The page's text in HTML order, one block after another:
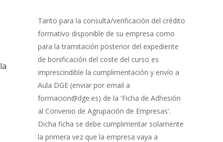
de
Bonificación
Tanto para la consulta/verificación del crédito
formativo disponible de su empresa como
para la tramitación posterior del expediente
de bonificación del coste del curso es
imprescindible la cumplimentación y envío a
Aula DGE (enviar por email a
formacion@dge.es) de la 'Ficha de Adhesión
al Convenio de Agrupación de Empresas'.
Dicha ficha se debe cumplimentar solamente
la primera vez que la empresa vaya a